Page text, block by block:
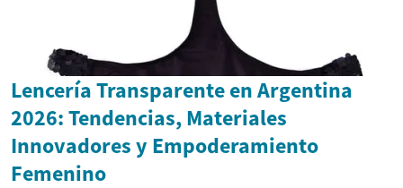
Lencería Transparente en Argentina
2026: Tendencias, Materiales
Innovadores y Empoderamiento
Femenino